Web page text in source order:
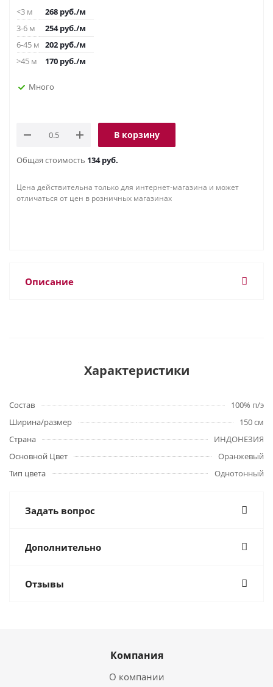
<3 м 268 руб./м
3-6 м
254руб./м
6-45 м 202 руб./м
>45 м
170 руб./м
Много
В корзину
Общая стоимость 134 руб.
Цена действительна только для интернет-магазина и может
отличаться от цен в розничных магазинах
Описание
Характеристики
Состав
100% п/э
Ширина/размер
150 см
Страна
ИНДОНЕЗИЯ
Основной Цвет
Оранжевый
Тип цвета
Однотонный
Задать вопрос
Дополнительно
Отзывы
Компания
О компании